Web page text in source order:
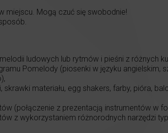
miejscu. Mogą czuć się swobodnie!
ludowych lub rytmów i pieśni z różnych
Pomelody (piosenki w języku angielskim,
materiału, egg shakers, farby, pióra,
(połączenie z prezentacją instrumentów w
z wykorzystaniem różnorodnych narzędzi